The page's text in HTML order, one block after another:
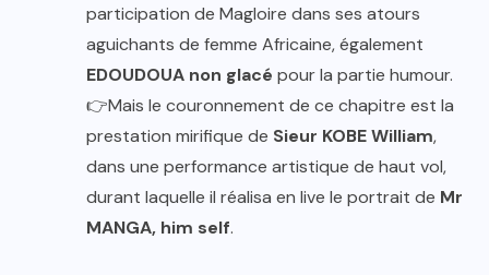
participation de Magloire dans ses atours
aguichants de femme Africaine, également
EDOUDOUA non glacé pour la partie humour.
👉Mais le couronnement de ce chapitre est la
prestation mirifique de Sieur KOBE William,
dans une performance artistique de haut vol,
durant laquelle il réalisa en live le portrait de Mr
MANGA, him self.